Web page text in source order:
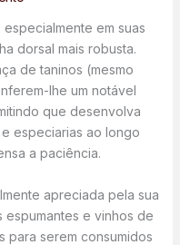
em suas
dorsal mais robusta.
de taninos (mesmo
lhe um notável
que desenvolva
especiarias ao longo
a paciência.
apreciada pela sua
espumantes e vinhos de
para serem consumidos